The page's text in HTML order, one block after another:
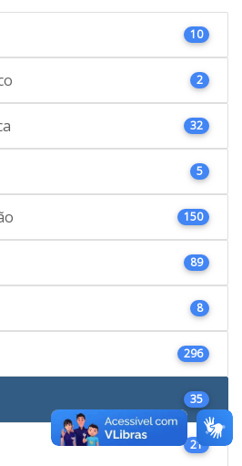
10
2
32
5
150
89
8
296
35
21